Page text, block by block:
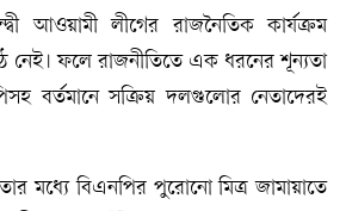
আওয়ামী লীগের রাজনৈতিক কার্যক্রম
নেই। ফলে রাজনীতিতে এক ধরনের শূন্যতা
বর্তমানে সক্রিয় দলগুলোর নেতাদেরই
মধ্যে বিএনপির পুরোনো মিত্র জামায়াতে